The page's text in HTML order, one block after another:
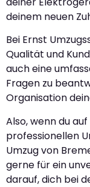
deinem neuen
Bei Ernst
Qualität und
auch eine
Fragen zu
Organisation
Also, wenn du
professionellen
Umzug von
gerne für ein
darauf, dich bei